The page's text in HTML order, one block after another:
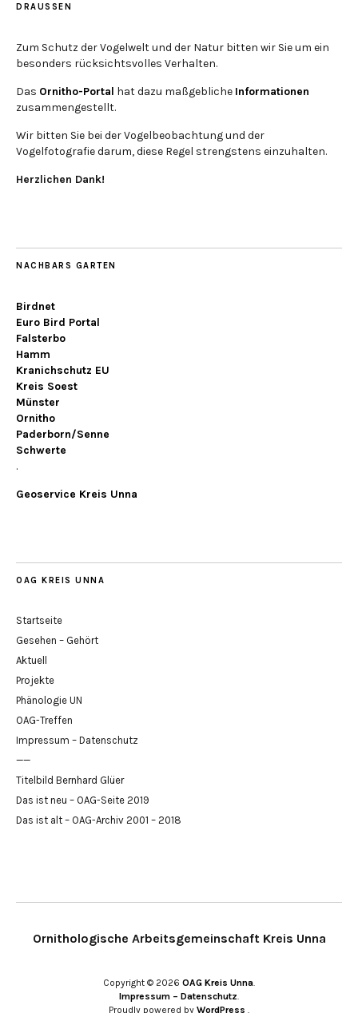
DRAUSSEN
Zum Schutz der Vogelwelt und der Natur bitten wir Sie um ein
besonders rücksichtsvolles Verhalten.
Das Ornitho-Portal hat dazu maßgebliche Informationen
zusammengestellt.
Wir bitten Sie bei der Vogelbeobachtung und der
Vogelfotografie darum, diese Regel strengstens einzuhalten.
Herzlichen Dank!
NACHBARS GARTEN
Birdnet
Euro Bird Portal
Falsterbo
Hamm
Kranichschutz EU
Kreis Soest
Münster
Ornitho
Paderborn/Senne
Schwerte
.
Geoservice Kreis Unna
OAG KREIS UNNA
Startseite
Gesehen – Gehört
Aktuell
Projekte
Phänologie UN
OAG-Treffen
Impressum – Datenschutz
——
Titelbild Bernhard Glüer
Das ist neu – OAG-Seite 2019
Das ist alt – OAG-Archiv 2001 – 2018
Ornithologische Arbeitsgemeinschaft Kreis Unna
Copyright © 2026 OAG Kreis Unna
Impressum – Datenschutz
Proudly powered by WordPress